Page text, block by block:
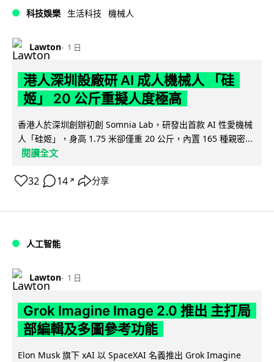
科技娛樂 生活科技 機械人
Lawton 1 日
港人深圳設廠研 AI 成人機械人 「硅
姬」 20 公斤重擬人度極高
香港人於深圳創辦初創 Somnia Lab，研發出首款 AI 性愛機械
人「硅姬」，身高 1.75 米卻僅重 20 公斤，內置 165 種親密...
閱讀全文
32 14 ↗ 分享
人工智能
Lawton 1 日
Grok Imagine Image 2.0 推出 主打局
部編輯及多圖參考功能
Elon Musk 旗下 xAI 以 SpaceXAI 名義推出 Grok Imagine